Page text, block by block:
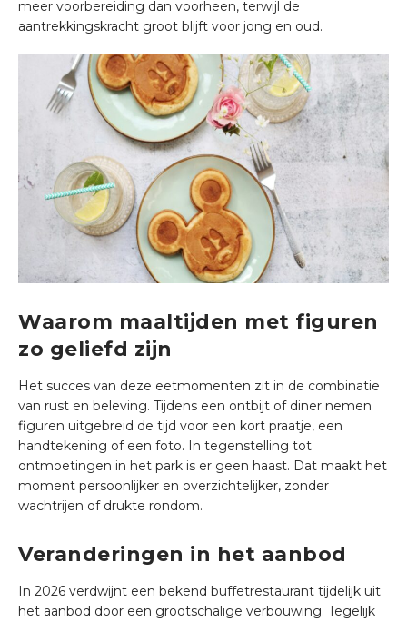
meer voorbereiding dan voorheen, terwijl de
aantrekkingskracht groot blijft voor jong en oud.
Waarom maaltijden met figuren
zo geliefd zijn
Het succes van deze eetmomenten zit in de combinatie
van rust en beleving. Tijdens een ontbijt of diner nemen
figuren uitgebreid de tijd voor een kort praatje, een
handtekening of een foto. In tegenstelling tot
ontmoetingen in het park is er geen haast. Dat maakt het
moment persoonlijker en overzichtelijker, zonder
wachtrijen of drukte rondom.
Veranderingen in het aanbod
In 2026 verdwijnt een bekend buffetrestaurant tijdelijk uit
het aanbod door een grootschalige verbouwing. Tegelijk